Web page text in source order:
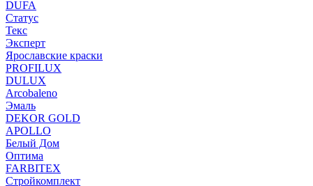
DUFA
Статус
Текс
Эксперт
Ярославские краски
PROFILUX
DULUX
Arcobaleno
Эмаль
DEKOR GOLD
APOLLO
Белый Дом
Оптима
FARBITEX
Стройкомплект